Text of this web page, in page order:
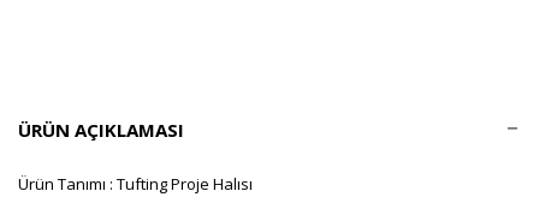
ÜRÜN AÇIKLAMASI
Ürün Tanımı : Tufting Proje Halısı